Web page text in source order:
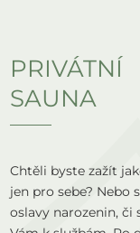
PRIVÁTNÍ
SAUNA
Chtěli byste zažít
jen pro sebe? Nebo
oslavy narozenin, či